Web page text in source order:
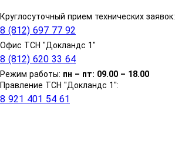
Круглосуточный прием технических заявок:
8 (812) 697 77 92
Офис ТСН "Докландс 1"
8 (812) 620 33 64
Режим работы: пн – пт: 09.00 – 18.00
Правление ТСН "Докландс 1":
8 921 401 54 61